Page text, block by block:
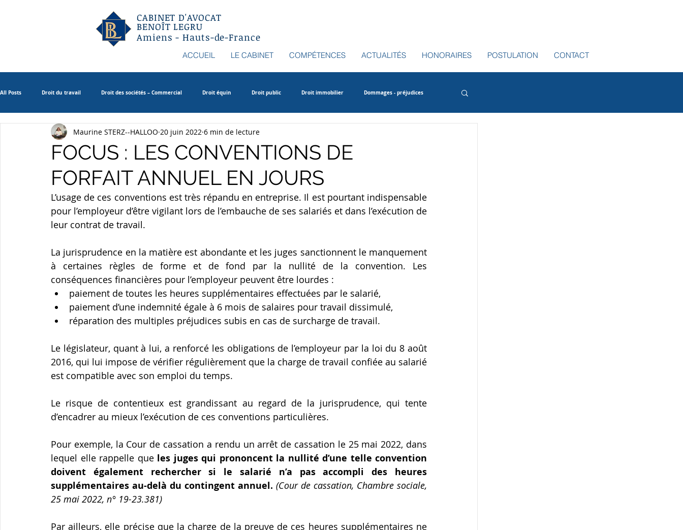
ACCUEIL LE CABINET COMPÉTENCES ACTUALITÉS HONORAIRES POSTULATION CONTACT
CABINET D'AVOCAT
BENOÎT LEGRU
Amiens - Hauts-de-France
All Posts Droit du travail Droit des sociétés – Commercial Droit équin Droit public Droit immobilier Dommages - préjudices
Droit patrimonial de la famille
FOCUS : LES CONVENTIONS DE
FORFAIT ANNUEL EN JOURS
Maurine STERZ--HALLOO 20 juin 2022 6 min de lecture
L’usage de ces conventions est très répandu en entreprise. Il est pourtant indispensable
pour l’employeur d’être vigilant lors de l’embauche de ses salariés et dans l’exécution de
leur contrat de travail.
La jurisprudence en la matière est abondante et les juges sanctionnent le manquement
à certaines règles de forme et de fond par la nullité de la convention. Les
conséquences financières pour l’employeur peuvent être lourdes :
paiement de toutes les heures supplémentaires effectuées par le salarié,
paiement d’une indemnité égale à 6 mois de salaires pour travail dissimulé,
réparation des multiples préjudices subis en cas de surcharge de travail.
Le législateur, quant à lui, a renforcé les obligations de l’employeur par la loi du 8 août
2016, qui lui impose de vérifier régulièrement que la charge de travail confiée au salarié
est compatible avec son emploi du temps.
Le risque de contentieux est grandissant au regard de la jurisprudence, qui tente
d’encadrer au mieux l’exécution de ces conventions particulières.
Pour exemple, la Cour de cassation a rendu un arrêt de cassation le 25 mai 2022, dans
lequel elle rappelle que les juges qui prononcent la nullité d’une telle convention
doivent également rechercher si le salarié n’a pas accompli des heures
supplémentaires au-delà du contingent annuel. (Cour de cassation, Chambre sociale,
25 mai 2022, n° 19-23.381)
Par ailleurs, elle précise que la charge de la preuve de ces heures supplémentaires ne